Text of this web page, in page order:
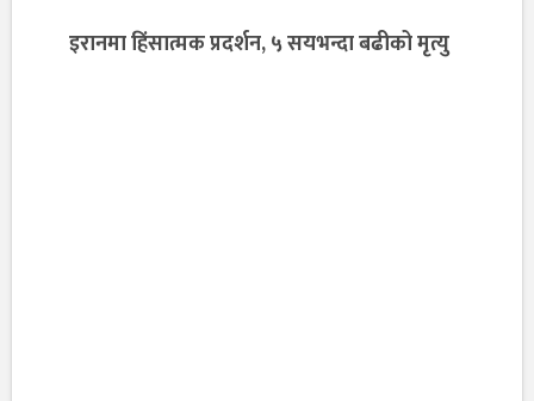
इरानमा हिंसात्मक प्रदर्शन, ५ सयभन्दा बढीको मृत्यु